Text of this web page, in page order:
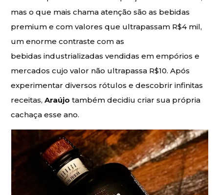
mas o que mais chama atenção são as bebidas
premium e com valores que ultrapassam R$4 mil,
um enorme contraste com as
bebidas industrializadas vendidas em empórios e
mercados cujo valor não ultrapassa R$10. Após
experimentar diversos rótulos e descobrir infinitas
receitas,Araújotambém decidiu criar sua própria
cachaça esse ano.